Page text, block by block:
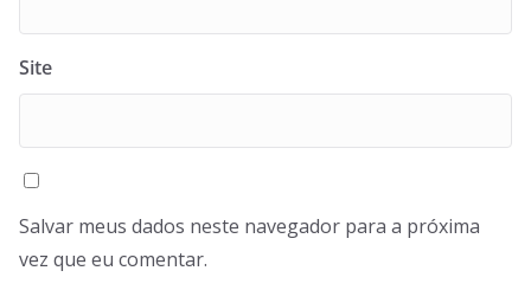
Site
Salvar meus dados neste navegador para a próxima
vez que eu comentar.